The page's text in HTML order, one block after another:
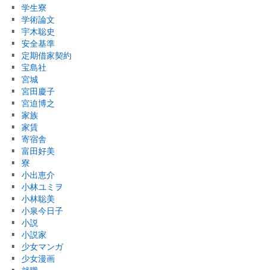
学生寮
学術論文
宇木聡史
安全基準
定期借家契約
宝島社
宮城
宮田慶子
宮迫博之
家族
家賃
寄宿舎
富田好美
寮
小出恵介
小林ユミヲ
小林聡美
小泉今日子
小説
小説家
少女マンガ
少女漫画